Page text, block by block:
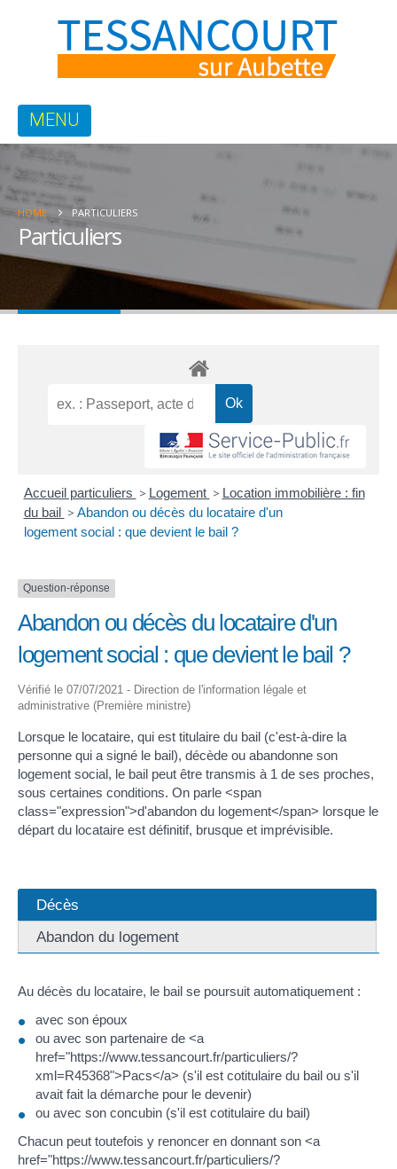
HOME PARTICULIERS
Particuliers
Accueil particuliers > Logement > Location immobilière : fin
du bail > Abandon ou décès du locataire d'un
logement social : que devient le bail ?
Question-réponse
Abandon ou décès du locataire d'un
logement social : que devient le bail ?
Vérifié le 07/07/2021 - Direction de l'information légale et
administrative (Première ministre)
Lorsque le locataire, qui est titulaire du bail (c'est-à-dire la
personne qui a signé le bail), décède ou abandonne son
logement social, le bail peut être transmis à 1 de ses proches,
sous certaines conditions. On parle <span
class="expression">d'abandon du logement</span> lorsque le
départ du locataire est définitif, brusque et imprévisible.
Décès
Abandon du logement
Au décès du locataire, le bail se poursuit automatiquement :
avec son époux
ou avec son partenaire de <a
href="https://www.tessancourt.fr/particuliers/?
xml=R45368">Pacs</a> (s'il est cotitulaire du bail ou s'il
avait fait la démarche pour le devenir)
ou avec son concubin (s'il est cotitulaire du bail)
Chacun peut toutefois y renoncer en donnant son <a
href="https://www.tessancourt.fr/particuliers/?